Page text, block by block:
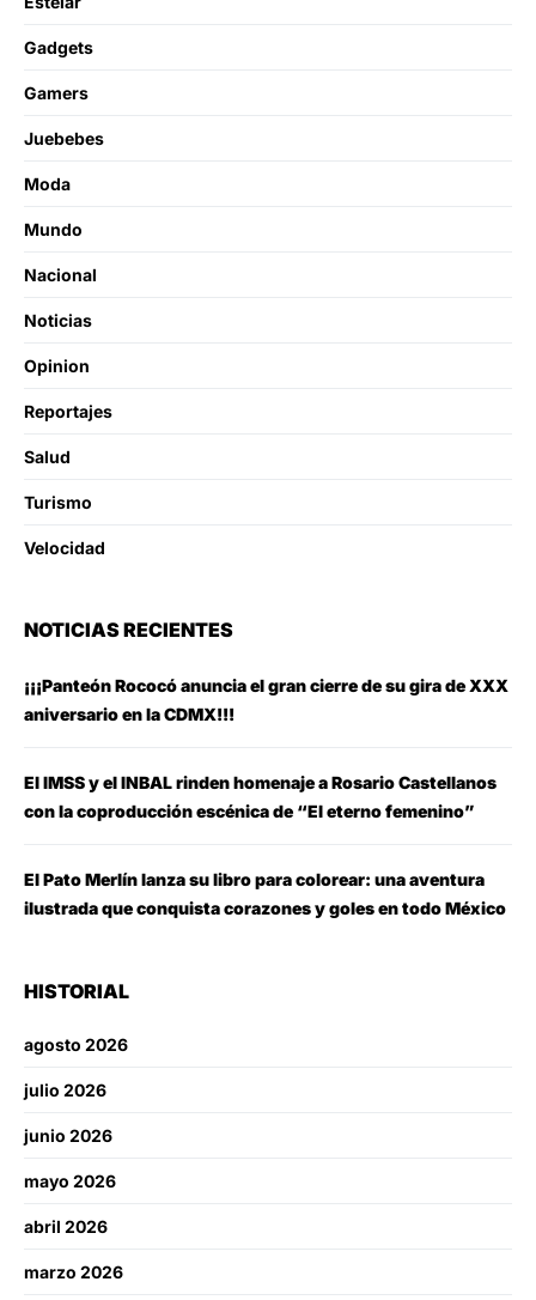
Gadgets
Gamers
Juebebes
Moda
Mundo
Nacional
Noticias
Opinion
Reportajes
Salud
Turismo
Velocidad
NOTICIAS RECIENTES
¡¡¡Panteón Rococó anuncia el gran cierre de su gira de XXX
aniversario en la CDMX!!!
El IMSS y el INBAL rinden homenaje a Rosario Castellanos
con la coproducción escénica de “El eterno femenino”
El Pato Merlín lanza su libro para colorear: una aventura
ilustrada que conquista corazones y goles en todo México
HISTORIAL
agosto 2026
julio 2026
junio 2026
mayo 2026
abril 2026
marzo 2026